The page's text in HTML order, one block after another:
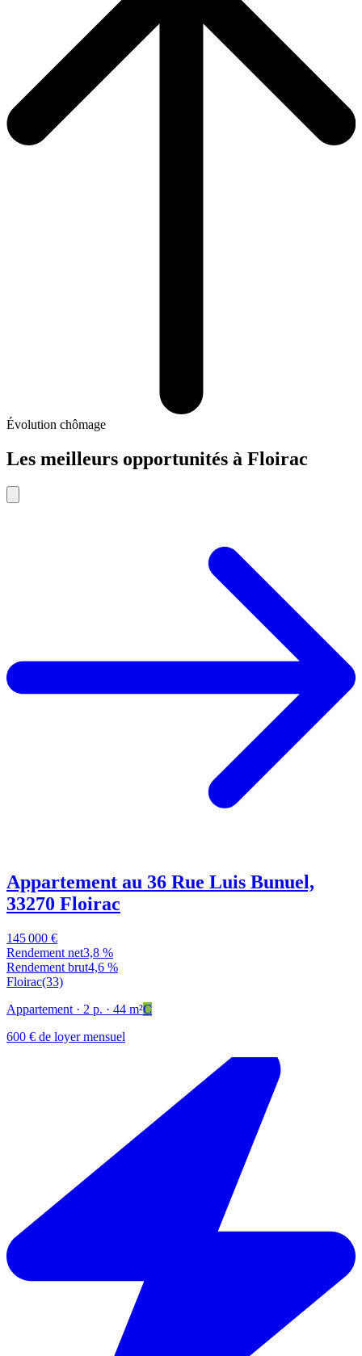
Évolution chômage
Les meilleurs opportunités à Floirac
Appartement au 36 Rue Luis Bunuel,
33270 Floirac
145 000 €
Rendement net3,8 %
Rendement brut4,6 %
Floirac(33)
Appartement · 2 p. · 44 m²C
600 € de loyer mensuel